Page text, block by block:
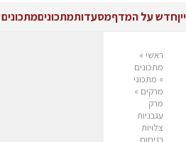
ייןחדש על המדףמסעדותמתכונים
ראשי »
מתכונים
» מתכוני
מרקים »
מרק
עגבניות
צלויות
בניחוח